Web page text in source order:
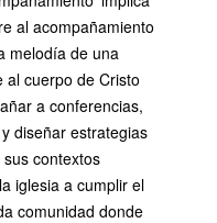
al acompañamiento
melodía de una
al cuerpo de Cristo
a conferencias,
diseñar estrategias
contextos
iglesia a cumplir el
comunidad donde